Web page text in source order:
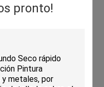
pronto!